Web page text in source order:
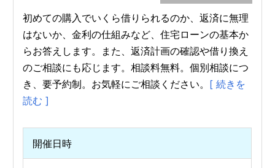
初めての購入でいくら借りられるのか、返済に無理
はないか、金利の仕組みなど、住宅ローンの基本か
らお答えします。また、返済計画の確認や借り換え
のご相談にも応じます。相談料無料。個別相談につ
き、要予約制。お気軽にご相談ください。 [ 続きを
読む ]
開催日時